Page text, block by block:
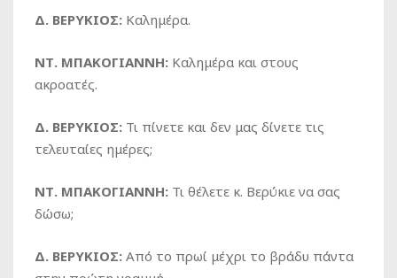
Δ. ΒΕΡΥΚΙΟΣ: Καλημέρα.
ΝΤ. ΜΠΑΚΟΓΙΑΝΝΗ: Καλημέρα και στους
ακροατές.
Δ. ΒΕΡΥΚΙΟΣ: Τι πίνετε και δεν μας δίνετε τις
τελευταίες ημέρες;
ΝΤ. ΜΠΑΚΟΓΙΑΝΝΗ: Τι θέλετε κ. Βερύκιε να σας
δώσω;
Δ. ΒΕΡΥΚΙΟΣ: Από το πρωί μέχρι το βράδυ πάντα